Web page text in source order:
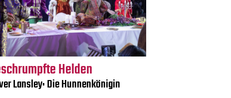
Helden
Lansley: Die Hunnenkönigin